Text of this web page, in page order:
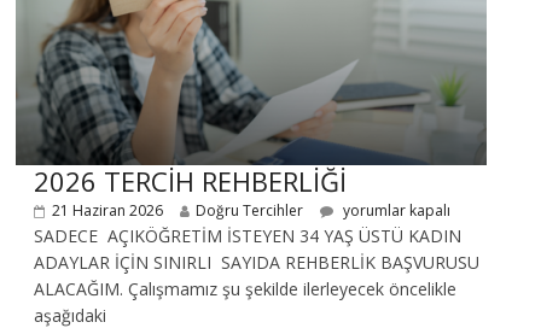
2026 TERCİH REHBERLİĞİ
21 Haziran 2026 Doğru Tercihler yorumlar kapalı
SADECE AÇIKÖĞRETİM İSTEYEN 34 YAŞ ÜSTÜ KADIN
ADAYLAR İÇİN SINIRLI SAYIDA REHBERLİK BAŞVURUSU
ALACAĞIM. Çalışmamız şu şekilde ilerleyecek öncelikle
aşağıdaki